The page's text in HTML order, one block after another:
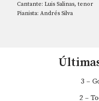
Cantante: Luis Salinas, tenor
Pianista: Andrés Silva
3 –
2 –